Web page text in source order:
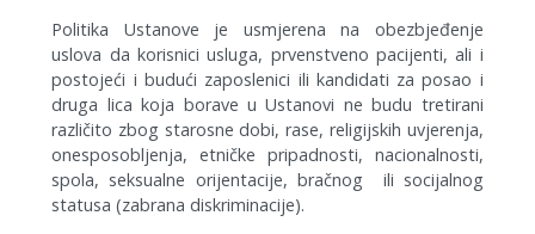
Politika Ustanove je usmjerena na obezbjeđenje
uslova da korisnici usluga, prvenstveno pacijenti, ali i
postojeći i budući zaposlenici ili kandidati za posao i
druga lica koja borave u Ustanovi ne budu tretirani
različito zbog starosne dobi, rase, religijskih uvjerenja,
onesposobljenja, etničke pripadnosti, nacionalnosti,
spola, seksualne orijentacije, bračnog ili socijalnog
statusa (zabrana diskriminacije).